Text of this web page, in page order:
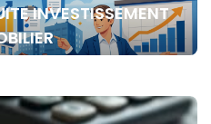
INVESTISSEMENT